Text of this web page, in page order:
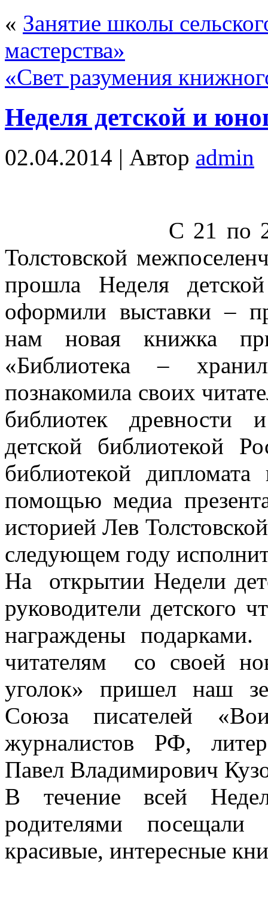
« Занятие школы
мастерства»
«Свет разумения
Неделя детской и
02.04.2014 | Автор admin
С 21 по 29 марта
Толстовской
прошла Неделя
оформили выставки –
нам новая книжка
«Библиотека –
познакомила своих
библиотек древности
детской библиотекой
библиотекой
помощью медиа
историей Лев
следующем году
На открытии Недели
руководители
награждены
читателям со своей
уголок» пришел наш
Союза писателей
журналистов РФ,
Павел Владимирович
В течение всей
родителями посещали
красивые, интересные